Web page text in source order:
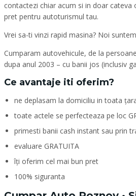
contactezi chiar acum si in doar
pret pentru autoturismul tau.
Vrei sa-ti vinzi rapid masina? Noi
Cumparam autovehicule, de la
dupa anul 2003 – cu banii jos (inclusiv
Ce avantaje iti oferim?
ne deplasam la domiciliu in toata
toate actele se perfecteaza pe loc
primesti banii cash instant sau prin
evaluare GRATUITA
îți oferim cel mai bun pret
100% siguranta